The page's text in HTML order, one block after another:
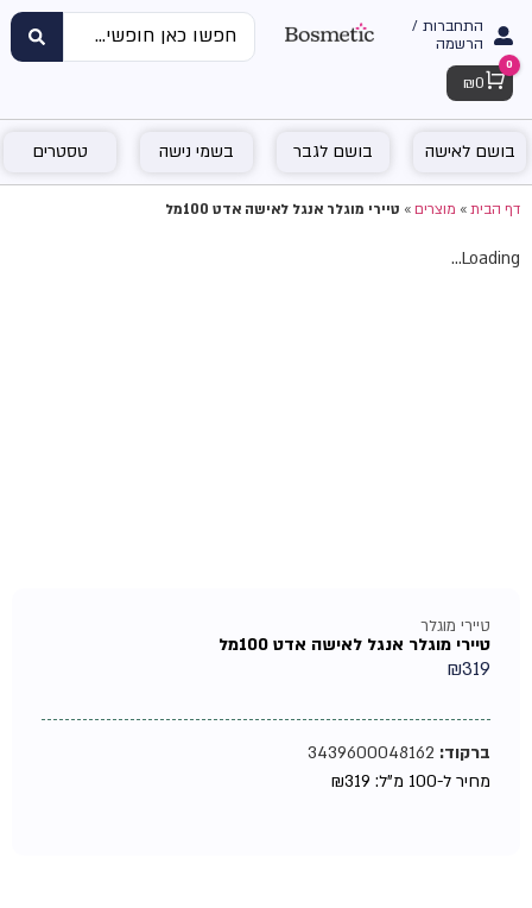
התחברות /
הרשמה
Cart
0
₪ 0
בושם לאישה בושם לגבר בשמי נישה טסטרים
דף הבית»מוצרים»טיירי מוגלר אנגל לאישה אדט 100מל
Loading...
טיירי מוגלר
טיירי מוגלר אנגל לאישה אדט 100מל
₪319
ברקוד:3439600048162
מחיר ל-100 מ"ל:
₪319